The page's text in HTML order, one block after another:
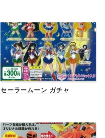
セーラームーン ガチャ